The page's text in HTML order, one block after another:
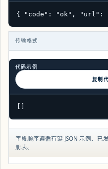
{ "code": "ok", "url":
传输格式
代码示例
复制
字段顺序遵循有键 JSON 示例、已
册表。